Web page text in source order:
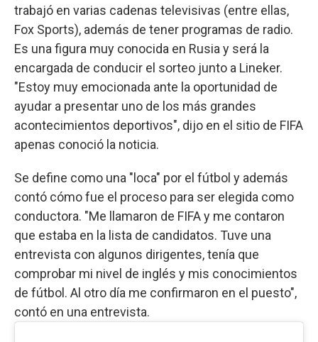
trabajó en varias cadenas televisivas (entre ellas,
Fox Sports), además de tener programas de radio.
Es una figura muy conocida en Rusia y será la
encargada de conducir el sorteo junto a Lineker.
"Estoy muy emocionada ante la oportunidad de
ayudar a presentar uno de los más grandes
acontecimientos deportivos", dijo en el sitio de FIFA
apenas conoció la noticia.
Se define como una "loca" por el fútbol y además
contó cómo fue el proceso para ser elegida como
conductora. "Me llamaron de FIFA y me contaron
que estaba en la lista de candidatos. Tuve una
entrevista con algunos dirigentes, tenía que
comprobar mi nivel de inglés y mis conocimientos
de fútbol. Al otro día me confirmaron en el puesto",
contó en una entrevista.